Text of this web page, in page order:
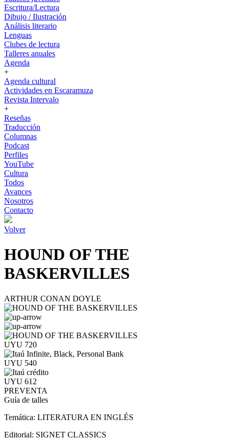
Escritura/Lectura
Dibujo / Ilustración
Análisis literario
Lenguas
Clubes de lectura
Talleres anuales
Agenda
+
Agenda cultural
Actividades en Escaramuza
Revista Intervalo
+
Reseñas
Traducción
Columnas
Podcast
Perfiles
YouTube
Cultura
Todos
Avances
Nosotros
Contacto
Volver
HOUND OF THE
BASKERVILLES
ARTHUR CONAN DOYLE
UYU 720
UYU 540
UYU 612
PREVENTA
Guía de talles
Temática: LITERATURA EN INGLÉS
Editorial: SIGNET CLASSICS